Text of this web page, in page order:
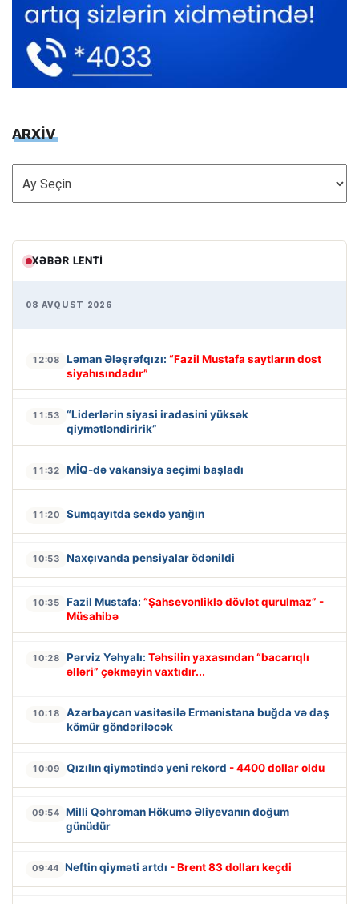
ARXİV
ARXİV
XƏBƏR LENTI
08 AVQUST 2026
12:08 Ləman Ələşrəfqızı: “Fazil Mustafa saytların dost
siyahısındadır”
11:53
“Liderlərin siyasi iradəsini yüksək
qiymətləndiririk”
11:32 MİQ-də vakansiya seçimi başladı
11:20 Sumqayıtda sexdə yanğın
10:53 Naxçıvanda pensiyalar ödənildi
10:35 Fazil Mustafa: “Şahsevənliklə dövlət qurulmaz” -
Müsahibə
10:28 Pərviz Yəhyalı: Təhsilin yaxasından “bacarıqlı
əlləri” çəkməyin vaxtıdır...
10:18
Azərbaycan vasitəsilə Ermənistana buğda və daş
kömür göndəriləcək
10:09 Qızılın qiymətində yeni rekord - 4400 dollar oldu
09:54 Milli Qəhrəman Hökumə Əliyevanın doğum
günüdür
09:44 Neftin qiyməti artdı - Brent 83 dolları keçdi